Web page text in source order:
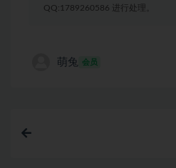
QQ:1789260586 进行处理。
萌兔 会员